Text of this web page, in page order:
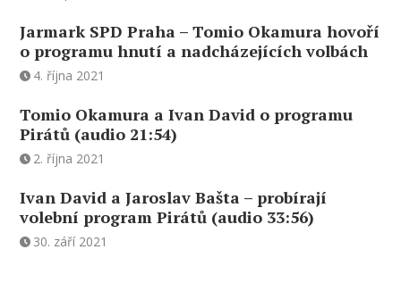
Jarmark SPD Praha – Tomio Okamura hovoří
o programu hnutí a nadcházejících volbách
4. října 2021
Tomio Okamura a Ivan David o programu
Pirátů (audio 21:54)
2. října 2021
Ivan David a Jaroslav Bašta – probírají
volební program Pirátů (audio 33:56)
30. září 2021